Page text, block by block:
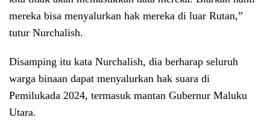
mereka bisa menyalurkan hak mereka di luar Rutan,”
tutur Nurchalish.
Disamping itu kata Nurchalish, dia berharap seluruh
warga binaan dapat menyalurkan hak suara di
Pemilukada 2024, termasuk mantan Gubernur Maluku
Utara.